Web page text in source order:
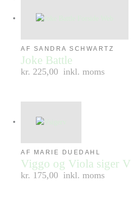
AF SANDRA SCHWARTZ
Joke Battle
kr. 225,00 inkl. moms
AF MARIE DUEDAHL
Viggo og Viola siger V
kr. 175,00 inkl. moms